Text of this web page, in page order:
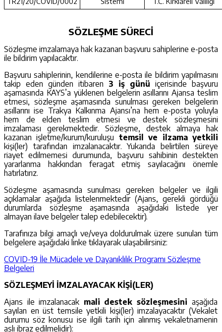
SÖZLEŞME SÜRECİ
Sözleşme imzalamaya hak kazanan başvuru sahiplerine e-posta
ile bildirim yapılacaktır.
Başvuru sahiplerinin, kendilerine e-posta ile bildirim yapılmasını
takip eden günden itibaren 3 iş günü içerisinde başvuru
aşamasında KAYS’a yüklenen belgelerin asıllarını Ajansa teslim
etmesi, sözleşme aşamasında sunulması gereken belgelerin
asıllarını ise Trakya Kalkınma Ajansı’na hem e-posta yoluyla
hem de elden teslim etmesi ve destek sözleşmesini
imzalaması gerekmektedir. Sözleşme, destek almaya hak
kazanan işletme/kurum/kuruluşu temsil ve ilzama yetkili
kişi(ler) tarafından imzalanacaktır. Yukarıda belirtilen süreye
riayet edilmemesi durumunda, başvuru sahibinin destekten
yararlanma hakkından feragat etmiş sayılacağını önemle
hatırlatırız.
Sözleşme aşamasında sunulması gereken belgeler ve ilgili
açıklamalar aşağıda listelenmektedir (Ajans, gerekli gördüğü
durumlarda sözleşme aşamasında aşağıdaki listede yer
almayan ilave belgeler talep edebilecektir).
Tarafınıza bilgi amaçlı ve/veya doldurulmak üzere sunulan tüm
belgelere aşağıdaki linke tıklayarak ulaşabilirsiniz:
COVID-19 İle Mücadele ve Dayanıklılık Programı Sözleşme
Belgeleri
SÖZLEŞMEYİ İMZALAYACAK KİŞİ(LER)
Ajans ile imzalanacak mali destek sözleşmesini aşağıda
sayılan en üst temsile yetkili kişi(ler) imzalayacaktır (Vekalet
durumu söz konusu ise ilgili tarih için alınmış vekaletnamenin
aslı ibraz edilmelidir):